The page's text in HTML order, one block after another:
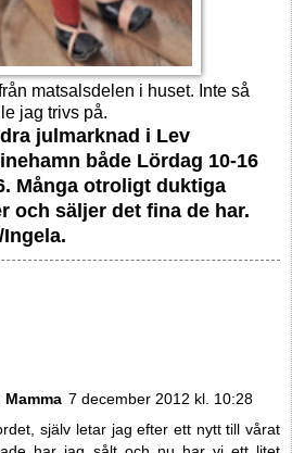
matsalsdelen i huset. Inte så
jag trivs på.
julmarknad i Lev
både Lördag 10-16
Många otroligt duktiga
och säljer det fina de har.
7 december 2012 kl. 10:28
själv letar jag efter ett nytt till vårat